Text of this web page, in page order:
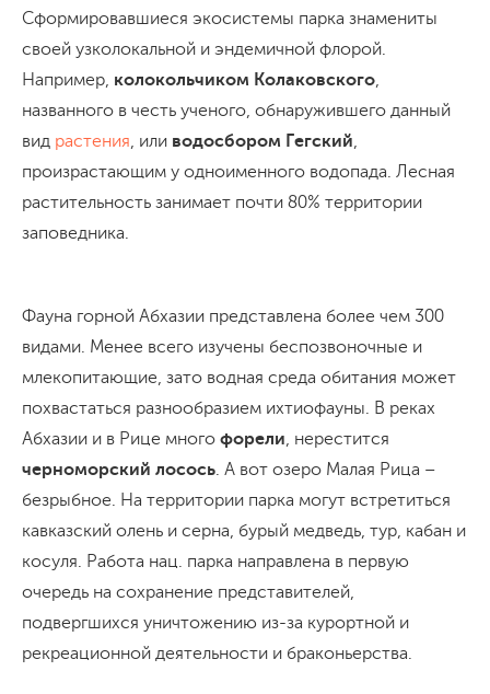
Сформировавшиеся экосистемы парка знамениты
своей узколокальной и эндемичной флорой.
Например, колокольчиком Колаковского,
названного в честь ученого, обнаружившего данный
вид растения, или водосбором Гегский,
произрастающим у одноименного водопада. Лесная
растительность занимает почти 80% территории
заповедника.
Фауна горной Абхазии представлена более чем 300
видами. Менее всего изучены беспозвоночные и
млекопитающие, зато водная среда обитания может
похвастаться разнообразием ихтиофауны. В реках
Абхазии и в Рице много форели, нерестится
черноморский лосось. А вот озеро Малая Рица –
безрыбное. На территории парка могут встретиться
кавказский олень и серна, бурый медведь, тур, кабан и
косуля. Работа нац. парка направлена в первую
очередь на сохранение представителей,
подвергшихся уничтожению из-за курортной и
рекреационной деятельности и браконьерства.